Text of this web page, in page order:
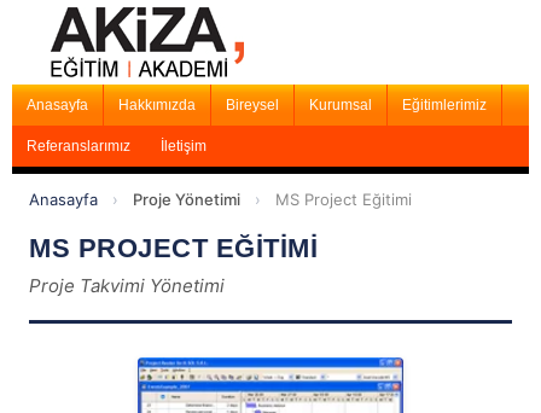
Anasayfa Hakkımızda Bireysel Kurumsal Eğitimlerimiz
Referanslarımız İletişim
Anasayfa › Proje Yönetimi › MS Project Eğitimi
MS PROJECT EĞİTİMİ
Proje Takvimi Yönetimi